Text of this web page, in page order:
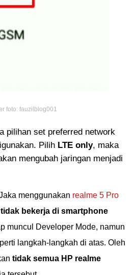
foto: fauzilblog001
pilihan set preferred network
Pilih LTE only, maka
mengubah jaringan menjadi
menggunakan realme 5 Pro
tidak bekerja di smartphone
muncul Developer Mode, namun
langkah-langkah di atas. Oleh
tidak semua HP realme